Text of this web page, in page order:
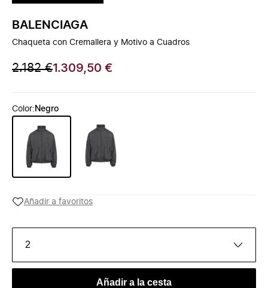
BALENCIAGA
Chaqueta con Cremallera y Motivo a Cuadros
2.182 €1.309,50 €
Color: Negro
Añadir a favoritos
2
Añadir a la cesta